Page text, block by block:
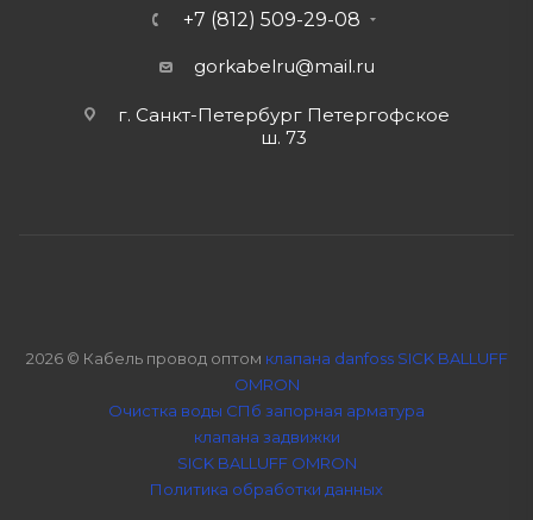
+7 (812) 509-29-08
gorkabelru@mail.ru
г. Санкт-Петербург Петергофское
ш. 73
2026 © Кабель провод оптом клапана danfoss SICK BALLUFF
OMRON
Очистка воды СПб запорная арматура
клапана задвижки
SICK BALLUFF OMRON
Политика обработки данных